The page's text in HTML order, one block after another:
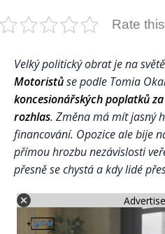
Rate
Velký politický obrat je na
Motoristůse podle Tomia
koncesionářských poplatků
rozhlas. Změna má mít jasný
financování. Opozice ale bije
přímou hrozbu nezávislosti
přesně se chystá a kdy lidé